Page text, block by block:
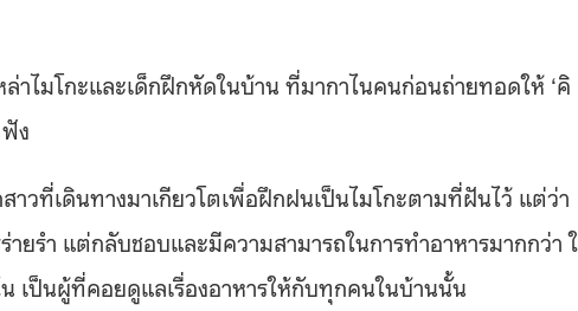
าไมโกะและเด็กฝึกหัดในบ้าน ที่มากาไนคนก่อนถ่ายทอดให้ ‘คิ
ฟัง
าวที่เดินทางมาเกียวโตเพื่อฝึกฝนเป็นไมโกะตามที่ฝันไว้ แต่ว่า
ยรำ แต่กลับชอบและมีความสามารถในการทำอาหารมากกว่า
เป็นผู้ที่คอยดูแลเรื่องอาหารให้กับทุกคนในบ้านนั้น